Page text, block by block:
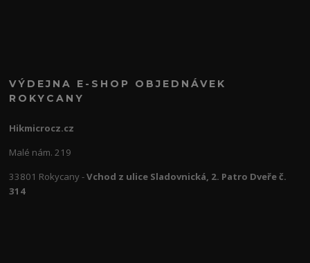
VÝDEJNA E-SHOP OBJEDNÁVEK
ROKYCANY
Hikmicrocz.cz
Malé nám. 219
33801 Rokycany -Vchod z ulice Sladovnická, 2. Patro Dveře č.
314